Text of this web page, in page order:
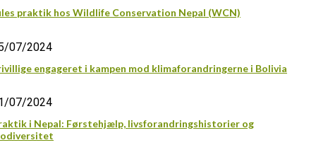
praktik hos Wildlife Conservation Nepal (WCN)
07/2024
engageret i kampen mod klimaforandringerne i Bolivia
07/2024
i Nepal: Førstehjælp, livsforandringshistorier og